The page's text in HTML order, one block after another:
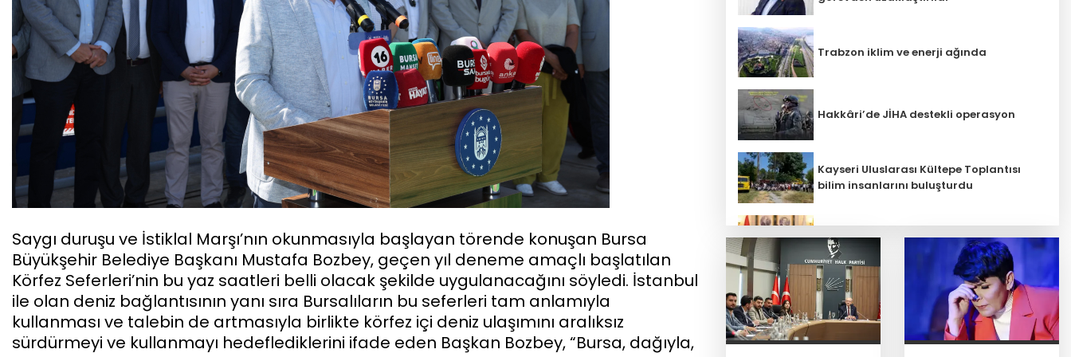
Saygı duruşu ve İstiklal Marşı’nın okunmasıyla başlayan törende konuşan Bursa
Büyükşehir Belediye Başkanı Mustafa Bozbey, geçen yıl deneme amaçlı başlatılan
Körfez Seferleri’nin bu yaz saatleri belli olacak şekilde uygulanacağını söyledi. İstanbul
ile olan deniz bağlantısının yanı sıra Bursalıların bu seferleri tam anlamıyla
kullanması ve talebin de artmasıyla birlikte körfez içi deniz ulaşımını aralıksız
sürdürmeyi ve kullanmayı hedeflediklerini ifade eden Başkan Bozbey, “Bursa, dağıyla,
Trabzon iklim ve enerji ağında
Hakkâri’de JİHA destekli operasyon
Kayseri Uluslarası Kültepe Toplantısı
bilim insanlarını buluşturdu
Faili meçhul 2 cinayet daha aydınlatıldı
İbrahim Burkay seçimlerde açık ara
önde! Dev lansmanda neler oldu?